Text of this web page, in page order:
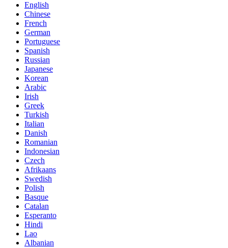
English
Chinese
French
German
Portuguese
Spanish
Russian
Japanese
Korean
Arabic
Irish
Greek
Turkish
Italian
Danish
Romanian
Indonesian
Czech
Afrikaans
Swedish
Polish
Basque
Catalan
Esperanto
Hindi
Lao
Albanian